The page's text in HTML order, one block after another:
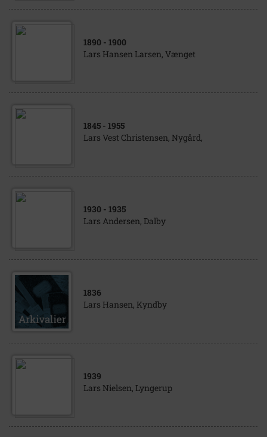
1890 - 1900
Lars Hansen Larsen, Vænget
1845 - 1955
Lars Vest Christensen, Nygård,
1930 - 1935
Lars Andersen, Dalby
1836
Lars Hansen, Kyndby
1939
Lars Nielsen, Lyngerup